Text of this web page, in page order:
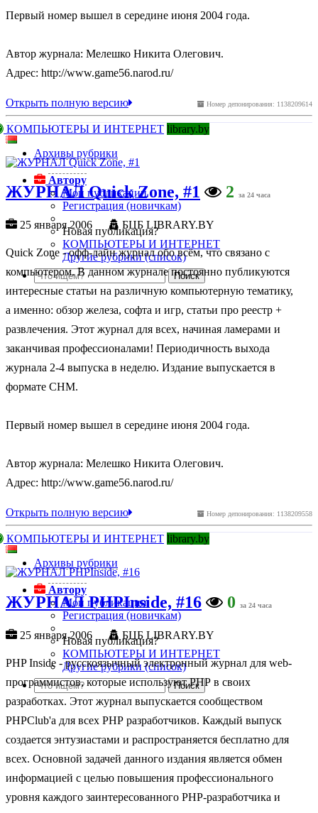
Первый номер вышел в середине июня 2004 года.
Автор журнала: Мелешко Никита Олегович.
Адрес: http://www.game56.narod.ru/
Номер депонирования: 1138209614
Открыть полную версию
КОМПЬЮТЕРЫ И ИНТЕРНЕТ library.by
Архивы рубрики
Автору
Мои публикации
Регистрация (новичкам)
Новая публикация?
КОМПЬЮТЕРЫ И ИНТЕРНЕТ
Другие рубрики (список)
ЖУРНАЛ Quick Zone, #1 2 за 24 часа
25 января 2006 БЦБ LIBRARY.BY
Quick Zone - офф-лайн журнал обо всём, что связано с
компьютером. В данном журнале постоянно публикуются
интересные статьи на различную компьютерную тематику,
а именно: обзор железа, софта и игр, статьи про реестр +
развлечения. Этот журнал для всех, начиная ламерами и
заканчивая профессионалами! Периодичность выхода
журнала 2-4 выпуска в неделю. Издание выпускается в
формате CHM.
Первый номер вышел в середине июня 2004 года.
Автор журнала: Мелешко Никита Олегович.
Адрес: http://www.game56.narod.ru/
Номер депонирования: 1138209558
Открыть полную версию
КОМПЬЮТЕРЫ И ИНТЕРНЕТ library.by
Архивы рубрики
Автору
Мои публикации
Регистрация (новичкам)
Новая публикация?
КОМПЬЮТЕРЫ И ИНТЕРНЕТ
Другие рубрики (список)
ЖУРНАЛ PHPInside, #16 0 за 24 часа
25 января 2006 БЦБ LIBRARY.BY
PHP Inside - русскоязычный электронный журнал для web-
программистов, которые используют РНР в своих
разработках. Этот журнал выпускается сообществом
PHPClub'а для всех РНР разработчиков. Каждый выпуск
создается энтузиастами и распространяется бесплатно для
всех. Основной задачей данного издания является обмен
информацией с целью повышения профессионального
уровня каждого заинтересованного РНР-разработчика и